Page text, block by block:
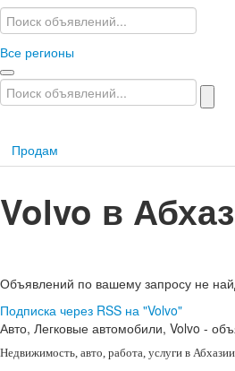
Все регионы
Продам
Volvo в
Объявлений по вашему запросу не
Подписка через RSS на "Volvo"
Авто, Легковые автомобили, Volvo -
Недвижимость, авто, работа, услуги в Абхазии